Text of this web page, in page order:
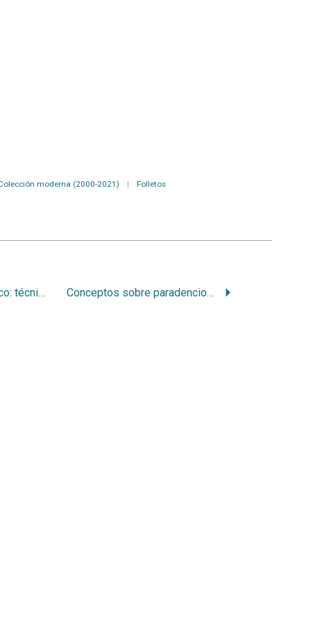
moderna (2000-2021) | Folletos
Tratamiento quirúrgico: técnica de raspaje Conceptos sobre paradencio de inserción